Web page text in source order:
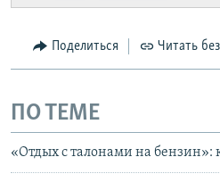
Поделиться Читать
ПО ТЕМЕ
«Отдых с талонами на